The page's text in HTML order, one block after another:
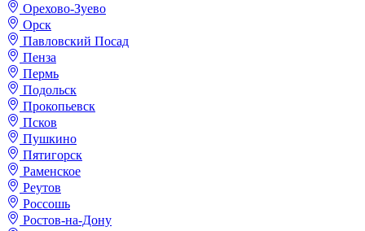
Орехово-Зуево
Орск
Павловский Посад
Пенза
Пермь
Подольск
Прокопьевск
Псков
Пушкино
Пятигорск
Раменское
Реутов
Россошь
Ростов-на-Дону